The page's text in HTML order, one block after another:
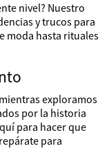
nivel? Nuestro
y trucos para
moda hasta rituales
exploramos
por la historia
para hacer que
para